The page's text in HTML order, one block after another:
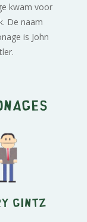
kwam voor
De naam
is John
Gintz